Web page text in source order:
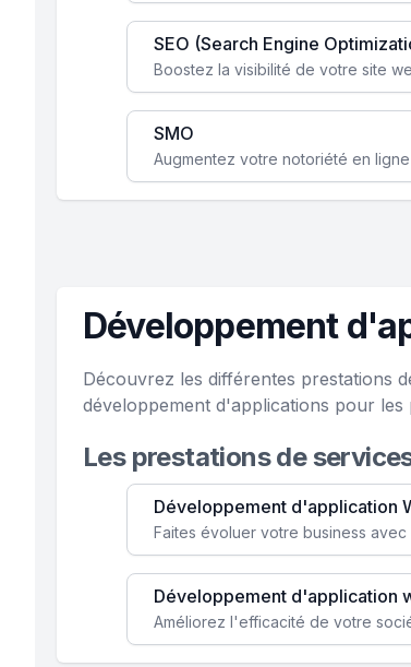
SEO (Search Engine
SMO
Développement
Découvrez les différentes prestations
développement d'applications pour
Les prestations de
Développement d'application
Développement d'application